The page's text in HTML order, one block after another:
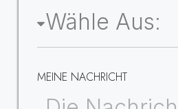
MEINE NACHRICHT